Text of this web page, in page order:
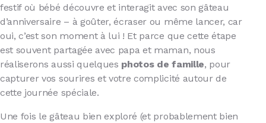
festif où bébé découvre et interagit avec son gâteau
d’anniversaire – à goûter, écraser ou même lancer, car
oui, c’est son moment à lui ! Et parce que cette étape
est souvent partagée avec papa et maman, nous
réaliserons aussi quelques photos de famille, pour
capturer vos sourires et votre complicité autour de
cette journée spéciale.
Une fois le gâteau bien exploré (et probablement bien